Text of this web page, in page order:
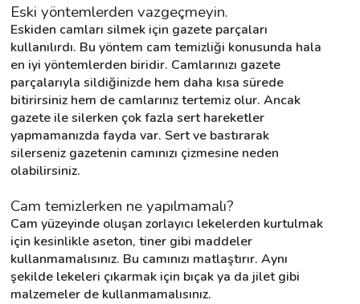
Eski yöntemlerden vazgeçmeyin.
Eskiden camları silmek için gazete parçaları
kullanılırdı. Bu yöntem cam temizliği konusunda hala
en iyi yöntemlerden biridir. Camlarınızı gazete
parçalarıyla sildiğinizde hem daha kısa sürede
bitirirsiniz hem de camlarınız tertemiz olur. Ancak
gazete ile silerken çok fazla sert hareketler
yapmamanızda fayda var. Sert ve bastırarak
silerseniz gazetenin camınızı çizmesine neden
olabilirsiniz.
Cam temizlerken ne yapılmamalı?
Cam yüzeyinde oluşan zorlayıcı lekelerden kurtulmak
için kesinlikle aseton, tiner gibi maddeler
kullanmamalısınız. Bu camınızı matlaştırır. Aynı
şekilde lekeleri çıkarmak için bıçak ya da jilet gibi
malzemeler de kullanmamalısınız.